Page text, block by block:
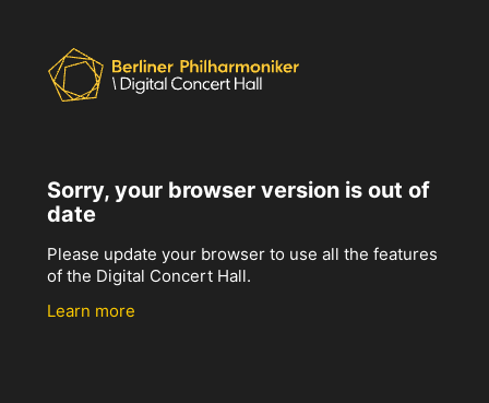
Sorry, your browser version is out of
date
Please update your browser to use all the features
of the Digital Concert Hall.
Learn more